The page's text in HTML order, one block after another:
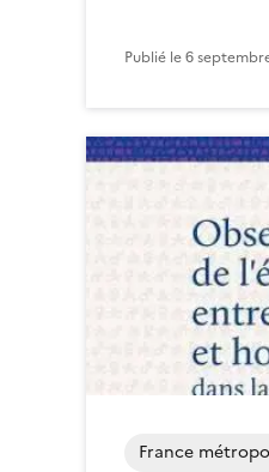
Publié le6
France